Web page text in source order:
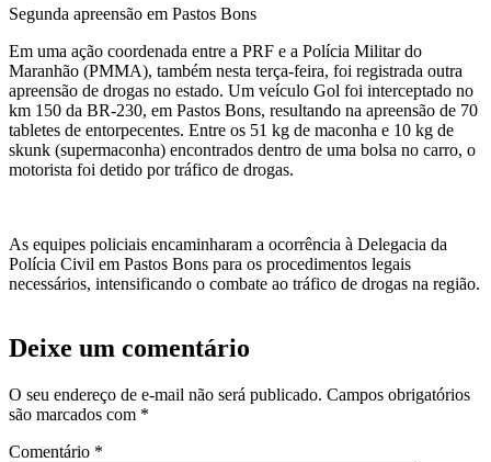
Segunda apreensão em Pastos Bons
Em uma ação coordenada entre a PRF e a Polícia Militar do
Maranhão (PMMA), também nesta terça-feira, foi registrada outra
apreensão de drogas no estado. Um veículo Gol foi interceptado no
km 150 da BR-230, em Pastos Bons, resultando na apreensão de 70
tabletes de entorpecentes. Entre os 51 kg de maconha e 10 kg de
skunk (supermaconha) encontrados dentro de uma bolsa no carro, o
motorista foi detido por tráfico de drogas.
As equipes policiais encaminharam a ocorrência à Delegacia da
Polícia Civil em Pastos Bons para os procedimentos legais
necessários, intensificando o combate ao tráfico de drogas na região.
Deixe um comentário
O seu endereço de e-mail não será publicado. Campos obrigatórios
são marcados com *
Comentário *